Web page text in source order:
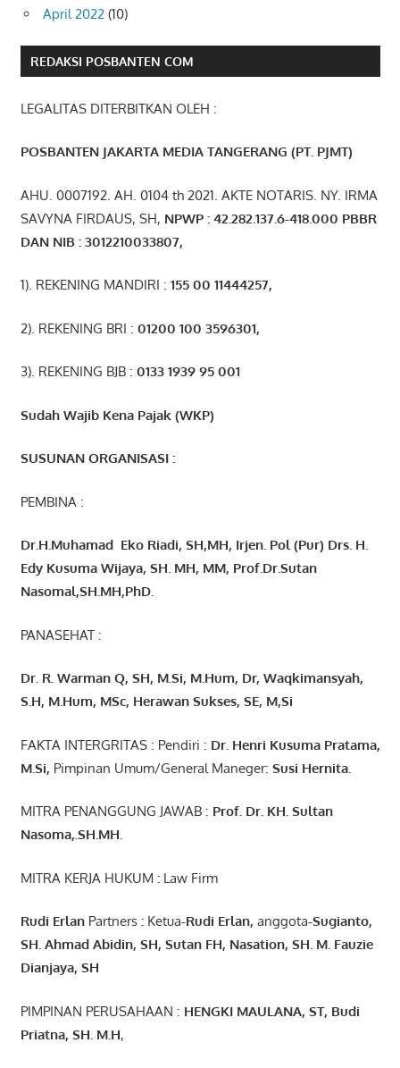
April 2022 (10)
REDAKSI POSBANTEN COM
LEGALITAS DITERBITKAN OLEH :
POSBANTEN JAKARTA MEDIA TANGERANG (PT. PJMT)
AHU. 0007192. AH. 0104 th 2021. AKTE NOTARIS. NY. IRMA
SAVYNA FIRDAUS, SH, NPWP : 42. 282 .137.6-418.000 PBBR
DAN NIB :3012210033807,
1). REKENING MANDIRI : 155 00 11444257,
2). REKENING BRI : 01200 100 3596301,
3). REKENING BJB : 0133 1939 95 001
Sudah Wajib Kena Pajak (WKP)
SUSUNAN ORGANISASI :
PEMBINA :
Dr.H.Muhamad Eko Riadi, SH,MH, Irjen. Pol (Pur) Drs. H.
Edy Kusuma Wijaya, SH. MH, MM, Prof.Dr.Sutan
Nasomal,SH.MH,PhD.
PANASEHAT :
Dr. R. Warman Q, SH, M.Si, M.Hum, Dr, Waqkimansyah,
S.H, M.Hum, MSc, Herawan Sukses, SE, M,Si
FAKTA INTERGRITAS : Pendiri : Dr. Henri Kusuma Pratama,
M.Si, Pimpinan Umum/General Maneger: Susi Hernita.
MITRA PENANGGUNG JAWAB : Prof. Dr. KH. Sultan
Nasoma,.SH.MH.
MITRA KERJA HUKUM : Law Firm
Rudi ErlanPartners : Ketua-Rudi Erlan, anggota-Sugianto,
SH. Ahmad Abidin, SH, SutanFH, Nasation, SH. M. Fauzie
Dianjaya, SH
PIMPINAN PERUSAHAAN : HENGKI MAULANA, ST, Budi
Priatna, SH . M.H,